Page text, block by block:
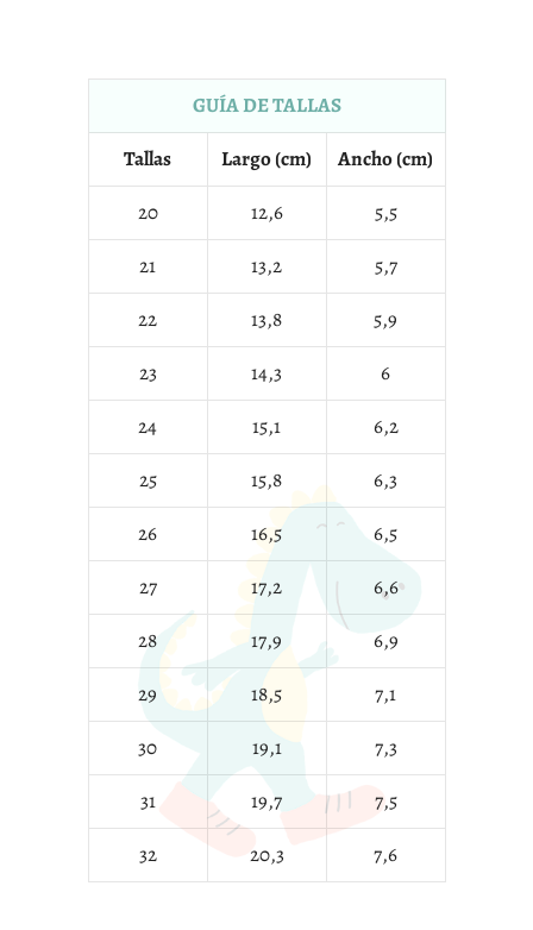
GUÍA DE TALLAS
Tallas
Largo (cm)
Ancho (cm)
20
12,6
5,5
21
13,2
5,7
22
13,8
5,9
23
14,3
6
24
15,1
6,2
25
15,8
6,3
26
16,5
6,5
27
17,2
6,6
28
17,9
6,9
29
18,5
7,1
30
19,1
7,3
31
19,7
7,5
32
20,3 7,6